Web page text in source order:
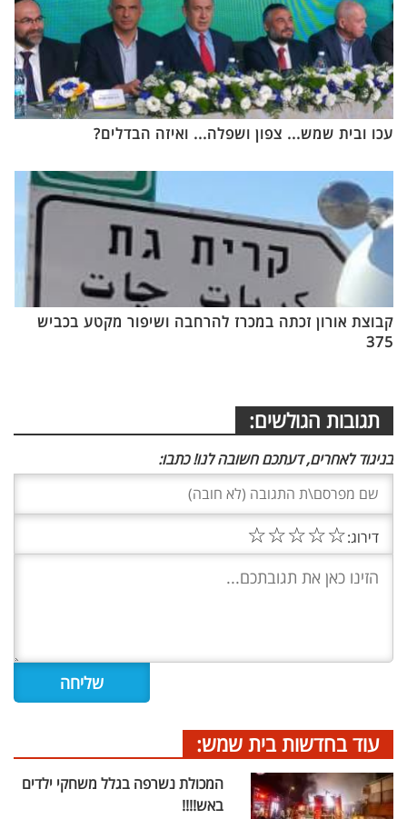
עכו ובית שמש... צפון ושפלה... ואיזה הבדלים?
קבוצת אורון זכתה במכרז להרחבה ושיפור מקטע בכביש
375
תגובות הגולשים:
בניגוד לאחרים, דעתכם חשובה לנו! כתבו:
דירוג:☆
☆
☆
☆
☆
עוד בחדשות בית שמש:
המכולת נשרפה בגלל משחקי ילדים
באש!!!!